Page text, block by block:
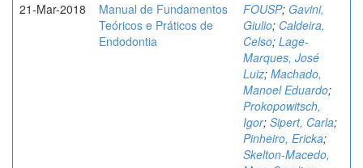
21-Mar-2018
Manual de Fundamentos
Teóricos e Práticos de
Endodontia
FOUSP; Gavini,
Giulio; Caldeira,
Celso; Lage-
Marques, José
Luiz; Machado,
Manoel Eduardo;
Prokopowitsch,
Igor; Sipert, Carla;
Pinheiro, Ericka;
Skelton-Macedo,